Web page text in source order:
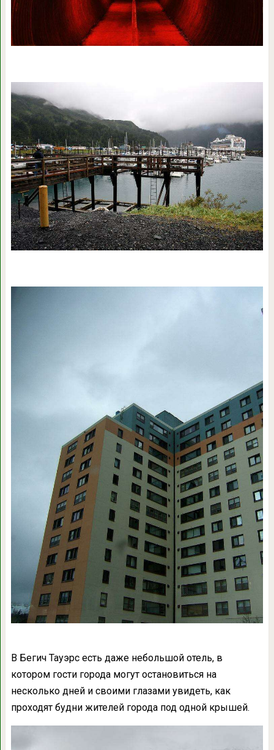
В Бегич Тауэрс есть даже небольшой отель, в
котором гости города могут остановиться на
несколько дней и своими глазами увидеть, как
проходят будни жителей города под одной крышей.